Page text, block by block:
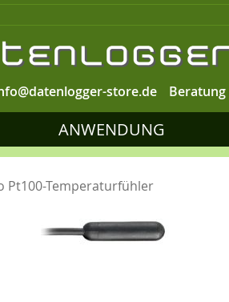
store.de
ANWENDUNG
Pt100-Temperaturfühler